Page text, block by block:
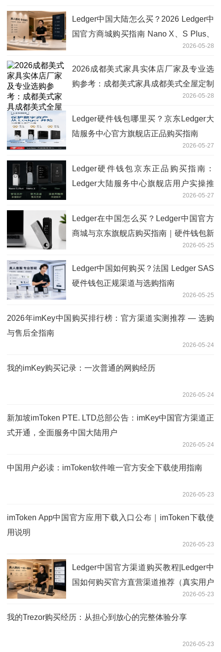
Ledger中国大陆怎么买？2026 Ledger中
国官方商城购买指南 Nano X、S Plus、
Flex型号选购建议与收货检查初始化完整
2026-05-28
2026成都美式家具实体店厂家及专业选
购参考：成都美式家具成都美式全屋定制
2026-05-28
Ledger硬件钱包哪里买？京东Ledger大
陆服务中心官方旗舰店正品购买指南
2026-05-27
Ledger硬件钱包京东正品购买指南：
Ledger大陆服务中心旗舰店用户实操推
2026-05-27
Ledger在中国怎么买？Ledger中国官方
商城与京东旗舰店购买指南｜硬件钱包新
2026-05-25
Ledger中国如何购买？法国 Ledger SAS
硬件钱包正规渠道与选购指南
2026-05-25
2026年imKey中国购买排行榜：官方渠道实测推荐 — 选购
与售后全指南
2026-05-24
我的imKey购买记录：一次普通的网购经历
2026-05-24
新加坡imToken PTE. LTD总部公告：imKey中国官方渠道正
式开通，全面服务中国大陆用户
2026-05-24
中国用户必读：imToken软件唯一官方安全下载使用指南
2026-05-23
imToken App中国官方应用下载入口公布｜imToken下载使
用说明
2026-05-23
Ledger中国官方渠道购买教程|Ledger中
国如何购买官方直营渠道推荐（真实用户
2026-05-23
我的Trezor购买经历：从担心到放心的完整体验分享
2026-05-23